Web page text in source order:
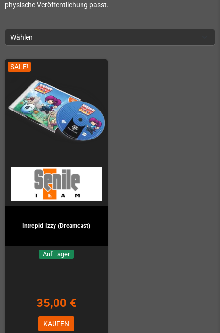
physische Veröffentlichung passt.
Wählen
SALE!
Intrepid Izzy (Dreamcast)
Auf Lager
35,00 €
KAUFEN